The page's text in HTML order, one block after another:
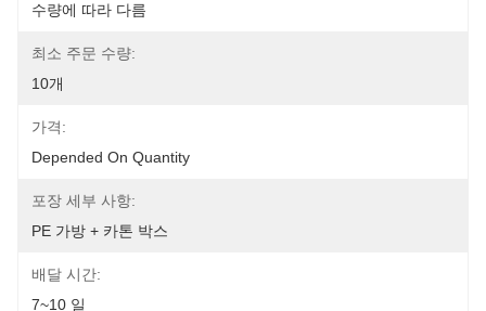
수량에 따라 다름
최소 주문 수량:
10개
가격:
Depended On Quantity
포장 세부 사항:
PE 가방 + 카톤 박스
배달 시간:
7~10 일